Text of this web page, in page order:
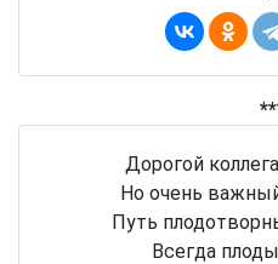
Дорогой
Но очень
Путь
Всегда